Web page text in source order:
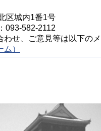
区城内1番1号
093-582-2112
せ、ご意見等は以下の
）